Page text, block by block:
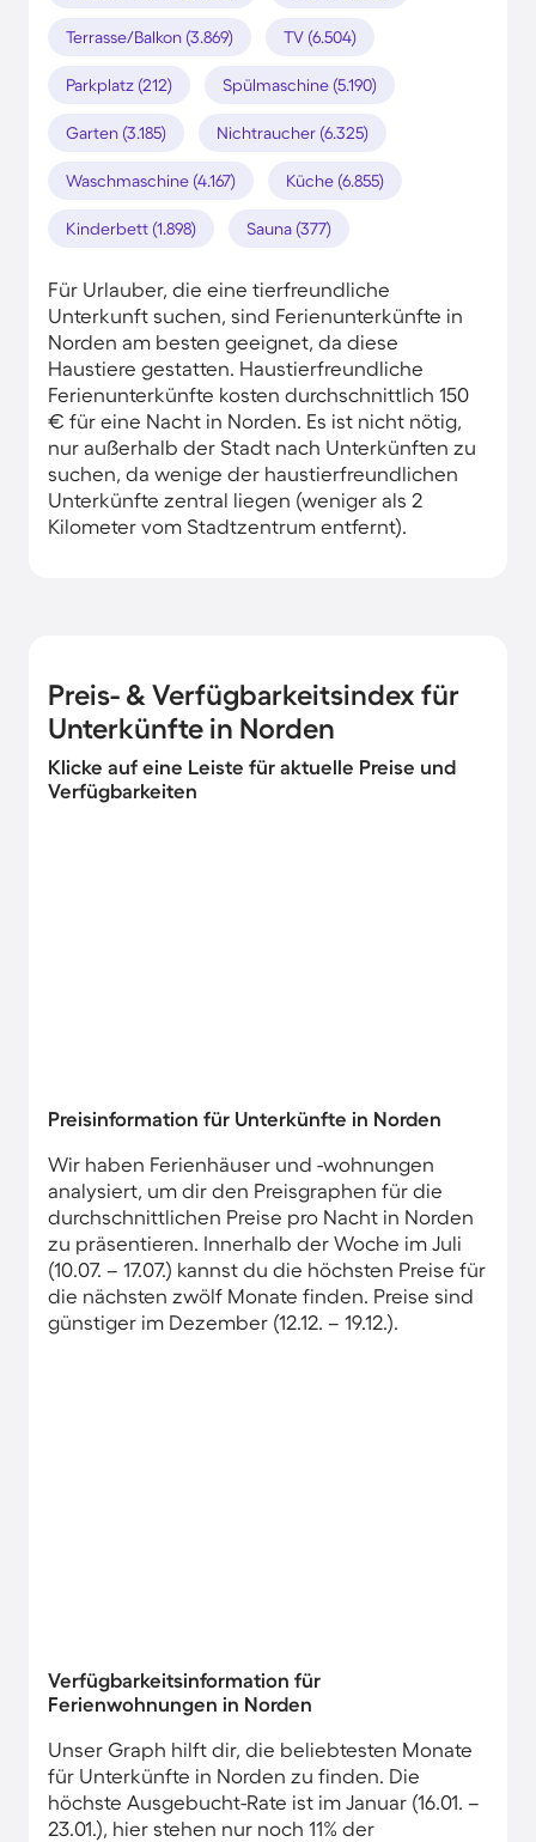
Terrasse/Balkon (3.869) TV (6.504)
Parkplatz (212) Spülmaschine (5.190)
Garten (3.185) Nichtraucher (6.325)
Waschmaschine (4.167) Küche (6.855)
Kinderbett (1.898) Sauna (377)
Für Urlauber, die eine tierfreundliche
Unterkunft suchen, sind Ferienunterkünfte in
Norden am besten geeignet, da diese
Haustiere gestatten. Haustierfreundliche
Ferienunterkünfte kosten durchschnittlich 150
€ für eine Nacht in Norden. Es ist nicht nötig,
nur außerhalb der Stadt nach Unterkünften zu
suchen, da wenige der haustierfreundlichen
Unterkünfte zentral liegen (weniger als 2
Kilometer vom Stadtzentrum entfernt).
Preis- & Verfügbarkeitsindex für
Unterkünfte in Norden
Klicke auf eine Leiste für aktuelle Preise und
Verfügbarkeiten
Preisinformation für Unterkünfte in Norden
Wir haben Ferienhäuser und -wohnungen
analysiert, um dir den Preisgraphen für die
durchschnittlichen Preise pro Nacht in Norden
zu präsentieren. Innerhalb der Woche im Juli
(10.07. – 17.07.) kannst du die höchsten Preise für
die nächsten zwölf Monate finden. Preise sind
günstiger im Dezember (12.12. – 19.12.).
Verfügbarkeitsinformation für
Ferienwohnungen in Norden
Unser Graph hilft dir, die beliebtesten Monate
für Unterkünfte in Norden zu finden. Die
höchste Ausgebucht-Rate ist im Januar (16.01. –
23.01.), hier stehen nur noch 11% der